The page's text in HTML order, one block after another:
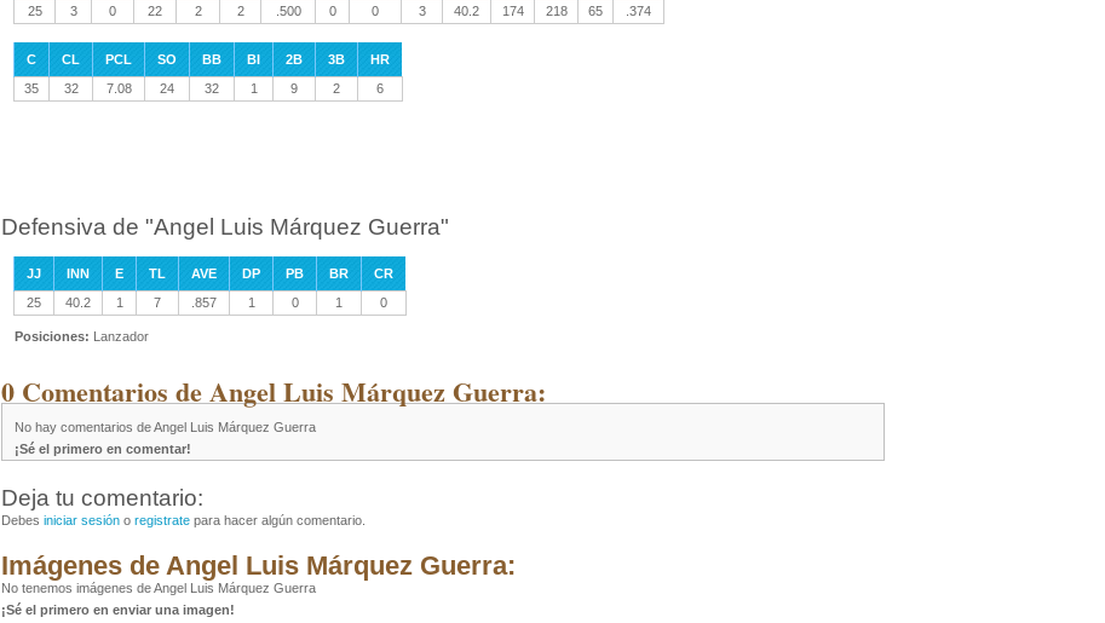
25
3 0 22 2 2 .500 0 0 3 40.2 174 218 65 .374
C CL PCL SO BB BI 2B 3B
HR
35
32 7.08 24 32 1 9 2 6
Defensiva de "Angel Luis Márquez Guerra"
JJ INN E TL AVE DP PB BR
CR
25
40.2 1 7 .857 1 0 1 0
Posiciones: Lanzador
0 Comentarios de Angel Luis Márquez Guerra:
No hay comentarios de Angel Luis Márquez Guerra
¡Sé el primero en comentar!
Deja tu comentario:
Debes iniciar sesión o registrate para hacer algún comentario.
Imágenes de Angel Luis Márquez Guerra:
No tenemos imágenes de Angel Luis Márquez Guerra
¡Sé el primero en enviar una imagen!